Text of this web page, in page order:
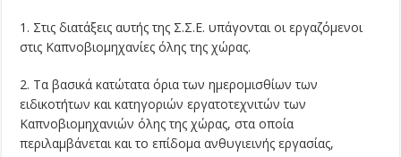
1. Στις διατάξεις αυτής της Σ.Σ.Ε. υπάγονται οι εργαζόμενοι
στις Καπνοβιομηχανίες όλης της χώρας.
2. Τα βασικά κατώτατα όρια των ημερομισθίων των
ειδικοτήτων και κατηγοριών εργατοτεχνιτών των
Καπνοβιομηχανιών όλης της χώρας, στα οποία
περιλαμβάνεται και το επίδομα ανθυγιεινής εργασίας,